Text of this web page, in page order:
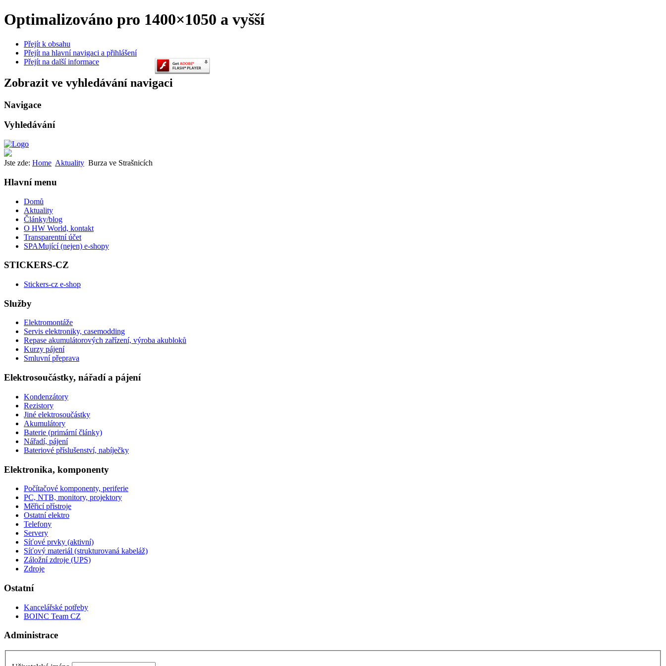
Optimalizováno pro 1400×1050 a vyšší
Přejít k obsahu
Přejít na hlavní navigaci a přihlášení
Přejít na další informace
Zobrazit ve vyhledávání navigaci
Navigace
Vyhledávání
Jste zde: Home Aktuality Burza ve Strašnicích
Hlavní menu
Domů
Aktuality
Články/blog
O HW World, kontakt
Transparentní účet
SPAMující (nejen) e-shopy
STICKERS-CZ
Stickers-cz e-shop
Služby
Elektromontáže
Servis elektroniky, casemodding
Repase akumulátorových zařízení, výroba akubloků
Kurzy pájení
Smluvní přeprava
Elektrosoučástky, nářadí a pájení
Kondenzátory
Rezistory
Jiné elektrosoučástky
Akumulátory
Baterie (primární články)
Nářadí, pájení
Bateriové příslušenství, nabíječky
Elektronika, komponenty
Počítačové komponenty, periferie
PC, NTB, monitory, projektory
Měřicí přístroje
Ostatní elektro
Telefony
Servery
Síťové prvky (aktivní)
Síťový materiál (strukturovaná kabeláž)
Záložní zdroje (UPS)
Zdroje
Ostatní
Kancelářské potřeby
BOINC Team CZ
Administrace